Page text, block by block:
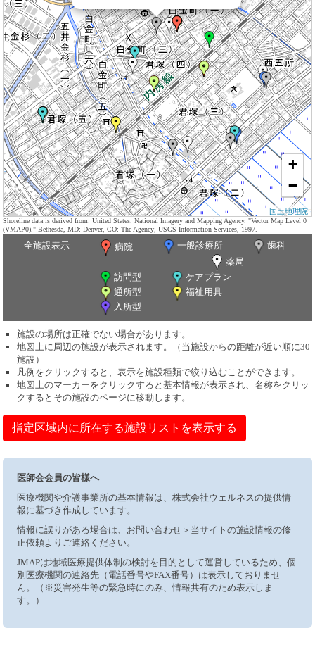
+
−
国土地理院
Shoreline data is derived from: United States. National Imagery and Mapping Agency. "Vector Map Level 0
(VMAP0)." Bethesda, MD: Denver, CO: The Agency; USGS Information Services, 1997.
全施設表示 病院 一般診療所
歯科
薬局
訪問型
ケアプラン
通所型
福祉用具
入所型
施設の場所は正確でない場合があります。
地図上に周辺の施設が表示されます。（当施設からの距離が近い順に30
施設）
凡例をクリックすると、表示を施設種類で絞り込むことができます。
地図上のマーカーをクリックすると基本情報が表示され、名称をクリッ
クするとその施設のページに移動します。
指定区域内に所在する施設リストを表示する
医師会会員の皆様へ
医療機関や介護事業所の基本情報は、株式会社ウェルネスの提供情
報に基づき作成しています。
情報に誤りがある場合は、お問い合わせ＞当サイトの施設情報の修
正依頼よりご連絡ください。
JMAPは地域医療提供体制の検討を目的として運営しているため、個
別医療機関の連絡先（電話番号やFAX番号）は表示しておりませ
ん。（※災害発生等の緊急時にのみ、情報共有のため表示しま
す。）